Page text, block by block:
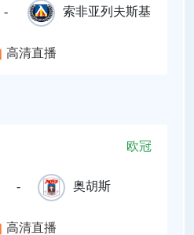
- 索非亚列夫斯基
高清直播
欧冠
- 奥胡斯
高清直播